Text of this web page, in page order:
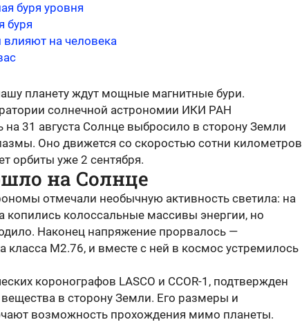
буря уровня
буря
на человека
планету ждут мощные магнитные бури.
солнечной астрономии ИКИ РАН
на 31 августа Солнце выбросило в сторону Земли
Оно движется со скоростью сотни километров
орбиты уже 2 сентября.
на Солнце
отмечали необычную активность светила: на
копились колоссальные массивы энергии, но
Наконец напряжение прорвалось —
M2.76, и вместе с ней в космос устремилось
коронографов LASCO и CCOR-1, подтвержден
в сторону Земли. Его размеры и
возможность прохождения мимо планеты.